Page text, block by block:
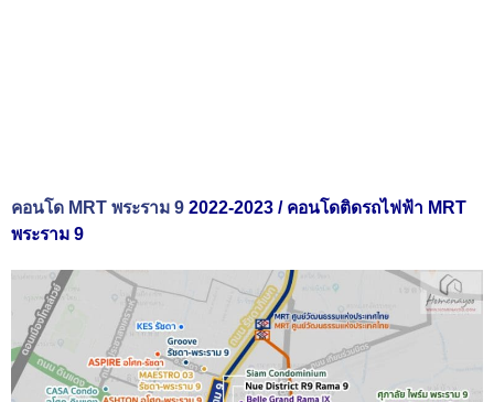
คอนโด MRT พระราม 9 2022-2023 / คอนโดติดรถไฟฟ้า MRT
พระราม 9